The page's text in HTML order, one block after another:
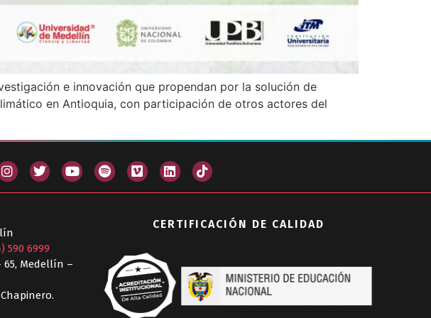
e innovación que propendan por la solución de
en Antioquia, con participación de otros actores del
590 6999
65, Medellín –
CERTIFICACIÓN DE CALIDAD